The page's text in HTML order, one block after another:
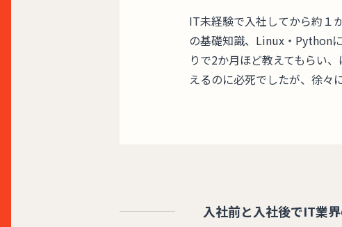
IT未経験で入社してから約１
の基礎知識、Linux・Python
りで2か月ほど教えてもらい
えるのに必死でしたが、徐々
入社前と入社後でIT業